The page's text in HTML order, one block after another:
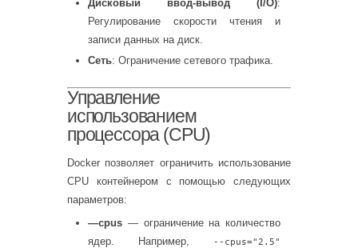
Дисковый ввод-вывод (I/O):
Регулирование скорости чтения и
записи данных на диск.
Сеть: Ограничение сетевого трафика.
Управление
использованием
процессора (CPU)
Docker позволяет ограничить использование
CPU контейнером с помощью следующих
параметров:
—cpus — ограничение на количество
ядер. Например,
--cpus="2.5"